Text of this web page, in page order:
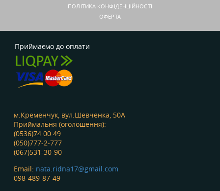
ПОЛІТИКА КОНФІДЕНЦІЙНОСТІ
ОФЕРТА
Приймаємо до оплати
м.Кременчук, вул.Шевченка, 50А
Приймальня (оголошення):
(0536)74 00 49
(050)777-2-777
(067)531-30-90
Email: nata.ridna17@gmail.com
098-489-87-49